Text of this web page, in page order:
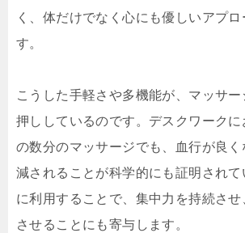
く、体だけでなく心にも優しいアプロ
す。
こうした手軽さや多機能が、マッサ
押ししているのです。デスクワークに
の数分のマッサージでも、血行が良く
減されることが科学的にも証明されて
に利用することで、集中力を持続させ
させることにも寄与します。